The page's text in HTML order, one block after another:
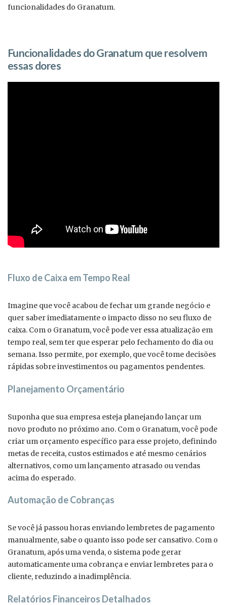
funcionalidades do Granatum.
Funcionalidades do Granatum que resolvem
essas dores
Fluxo de Caixa em Tempo Real
Imagine que você acabou de fechar um grande negócio e
quer saber imediatamente o impacto disso no seu fluxo de
caixa. Com o Granatum, você pode ver essa atualização em
tempo real, sem ter que esperar pelo fechamento do dia ou
semana. Isso permite, por exemplo, que você tome decisões
rápidas sobre investimentos ou pagamentos pendentes.
Planejamento Orçamentário
Suponha que sua empresa esteja planejando lançar um
novo produto no próximo ano. Com o Granatum, você pode
criar um orçamento específico para esse projeto, definindo
metas de receita, custos estimados e até mesmo cenários
alternativos, como um lançamento atrasado ou vendas
acima do esperado.
Automação de Cobranças
Se você já passou horas enviando lembretes de pagamento
manualmente, sabe o quanto isso pode ser cansativo. Com o
Granatum, após uma venda, o sistema pode gerar
automaticamente uma cobrança e enviar lembretes para o
cliente, reduzindo a inadimplência.
Relatórios Financeiros Detalhados